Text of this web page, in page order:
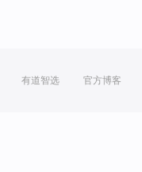
有道智选 官方博客